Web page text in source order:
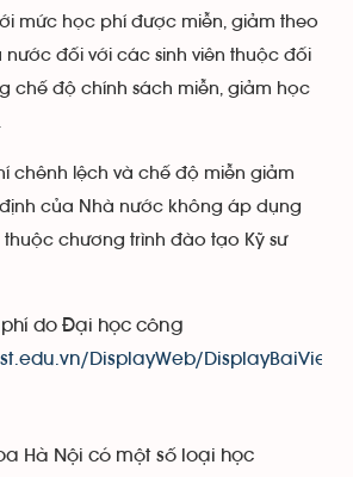
mức học phí được miễn, giảm theo
đối với các sinh viên thuộc đối
chế độ chính sách miễn, giảm học
chênh lệch và chế độ miễn giảm
của Nhà nước không áp dụng
chương trình đào tạo Kỹ sư
do Đại học công
DisplayWeb/DisplayBaiViet?
Hà Nội có một số loại học